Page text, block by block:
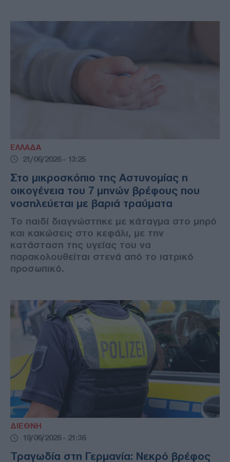
ΕΛΛΑΔΑ
21/06/2026 - 13:25
Στο μικροσκόπιο της Αστυνομίας η
οικογένεια του 7 μηνών βρέφους που
νοσηλεύεται με βαριά τραύματα
Το παιδί διαγνώστηκε με κάταγμα στο μηρό
και κακώσεις στο κεφάλι, με την
κατάσταση της υγείας του να
παρακολουθείται στενά από το ιατρικό
προσωπικό.
ΔΙΕΘΝΗ
19/06/2026 - 21:36
Τραγωδία στη Γερμανία: Νεκρό βρέφος